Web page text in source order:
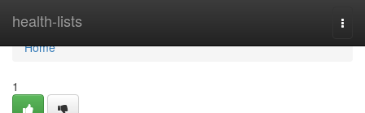
health-lists
Home
Home
1